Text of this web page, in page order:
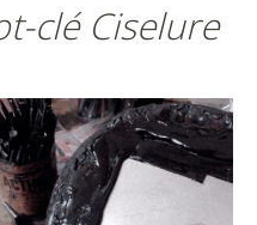
clé Ciselure